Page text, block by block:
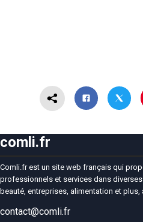
comli.fr
Comli.fr est un site web français qui
professionnels et services dans
beauté, entreprises, alimentation et plus,
contact@comli.fr